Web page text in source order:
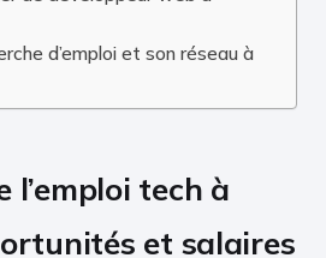
d’emploi et son réseau à
l’emploi tech à
et salaires